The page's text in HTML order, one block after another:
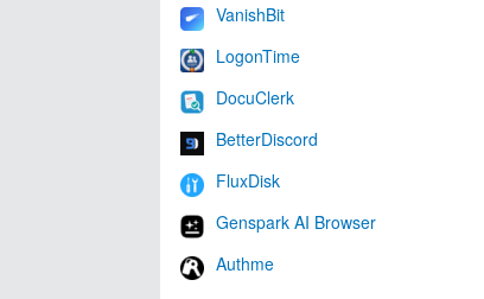
VanishBit
LogonTime
DocuClerk
BetterDiscord
FluxDisk
Genspark AI Browser
Authme